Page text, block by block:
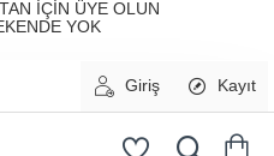
İÇİN ÜYE OLUN
YOK
Giriş Kayıt